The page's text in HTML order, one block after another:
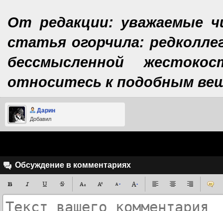
От редакции: уважаемые
статья огорчила:
бессмысленной
относитесь к подобным
Дарин
Добавил
Обсуждение в комментариях